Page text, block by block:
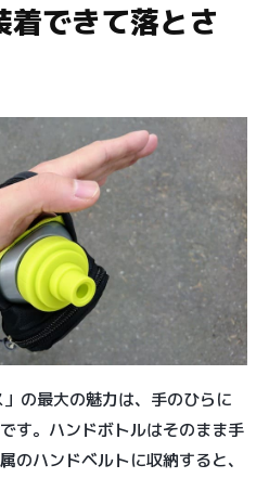
着できて落とさ
」の最大の魅力は、手のひらに
す。ハンドボトルはそのまま手
のハンドベルトに収納すると、